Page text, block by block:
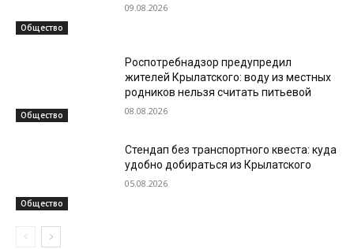
Общество
09.08.2026
Общество
Роспотребнадзор предупредил
жителей Крылатского: воду из местных
родников нельзя считать питьевой
08.08.2026
Общество
Стендап без транспортного квеста: куда
удобно добираться из Крылатского
05.08.2026